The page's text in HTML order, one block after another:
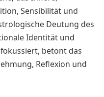
Sensibilität und
Deutung des
Identität und
betont das
Reflexion und